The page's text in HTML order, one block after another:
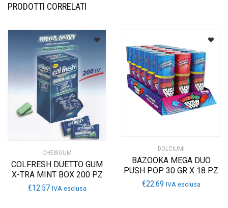
PRODOTTI CORRELATI
CHEWGUM
COLFRESH DUETTO GUM
X-TRA MINT BOX 200 PZ
€12.57 IVA esclusa
DOLCIUMI
BAZOOKA MEGA DUO
PUSH POP 30 GR X 18 PZ
€22.69 IVA esclusa